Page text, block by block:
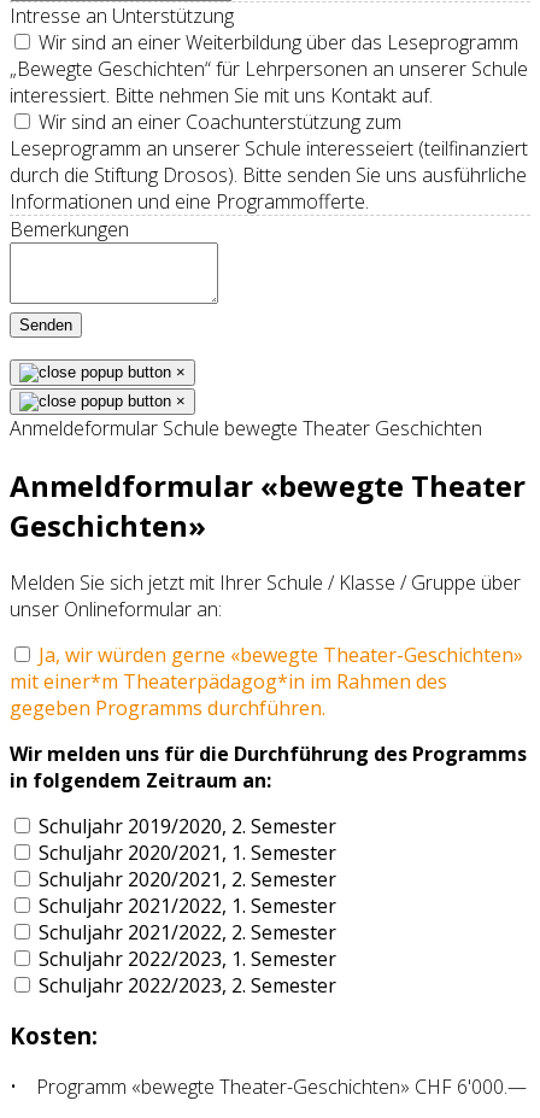
Intresse an Unterstützung
Wir sind an einer Weiterbildung über das Leseprogramm
„Bewegte Geschichten“ für Lehrpersonen an unserer Schule
interessiert. Bitte nehmen Sie mit uns Kontakt auf.
Wir sind an einer Coachunterstützung zum
Leseprogramm an unserer Schule interesseiert (teilfinanziert
durch die Stiftung Drosos). Bitte senden Sie uns ausführliche
Informationen und eine Programmofferte.
Bemerkungen
Senden
×
×
Anmeldeformular Schule bewegte Theater Geschichten
Anmeldformular «bewegte Theater
Geschichten»
Melden Sie sich jetzt mit Ihrer Schule / Klasse / Gruppe über
unser Onlineformular an:
Ja, wir würden gerne «bewegte Theater-Geschichten»
mit einer*m Theaterpädagog*in im Rahmen des
gegeben Programms durchführen.
Wir melden uns für die Durchführung des Programms
in folgendem Zeitraum an:
Schuljahr 2019/2020, 2. Semester
Schuljahr 2020/2021, 1. Semester
Schuljahr 2020/2021, 2. Semester
Schuljahr 2021/2022, 1. Semester
Schuljahr 2021/2022, 2. Semester
Schuljahr 2022/2023, 1. Semester
Schuljahr 2022/2023, 2. Semester
Kosten:
• Programm «bewegte Theater-Geschichten» CHF 6'000.—